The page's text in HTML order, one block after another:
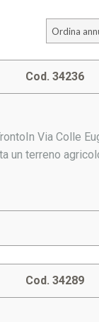
Ordina
Cod. 34236
Via Colle
un terreno
Cod. 34289